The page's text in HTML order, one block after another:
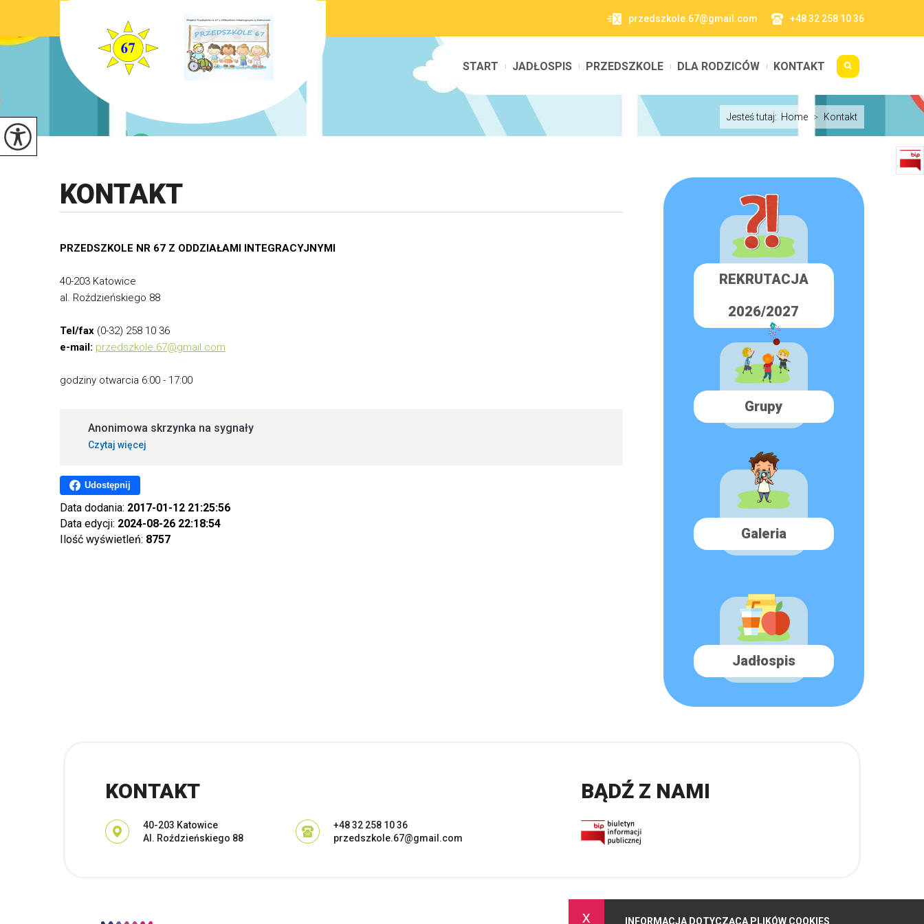
x INFORMACJA DOTYCZĄCA PLIKÓW COOKIES
przedszkole.67@gmail.com +48 32 258 10 36
START JADŁOSPIS PRZEDSZKOLE DLA RODZICÓW KONTAKT
Jesteś tutaj: Home > Kontakt
KONTAKT
PRZEDSZKOLE NR 67 Z ODDZIAŁAMI INTEGRACYJNYMI
40-203 Katowice
al. Roździeńskiego 88
Tel/fax (0-32) 258 10 36
e-mail: przedszkole.67@gmail.com
godziny otwarcia 6:00 - 17:00
Anonimowa skrzynka na sygnały
Czytaj więcej
Udostępnij
Data dodania: 2017-01-12 21:25:56
Data edycji: 2024-08-26 22:18:54
Ilość wyświetleń: 8757
REKRUTACJA
2026/2027
Grupy
Galeria
Jadłospis
KONTAKT
Adres pocztowy:
40-203 Katowice
Al. Roździeńskiego 88
+48 32 258 10 36
przedszkole.67@gmail.com
BĄDŹ Z NAMI